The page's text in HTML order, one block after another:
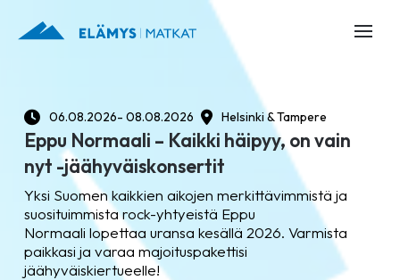
06.08.2026- 08.08.2026 Helsinki & Tampere
Eppu Normaali – Kaikki häipyy, on vain
nyt -jäähyväiskonsertit
Yksi Suomen kaikkien aikojen merkittävimmistä ja
suosituimmista rock-yhtyeistä Eppu
Normaali lopettaa uransa kesällä 2026. Varmista
paikkasi ja varaa majoituspakettisi
jäähyväiskiertueelle!